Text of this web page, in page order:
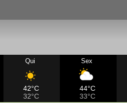
Qui
42°C
32°C
Sex
44°C
33°C